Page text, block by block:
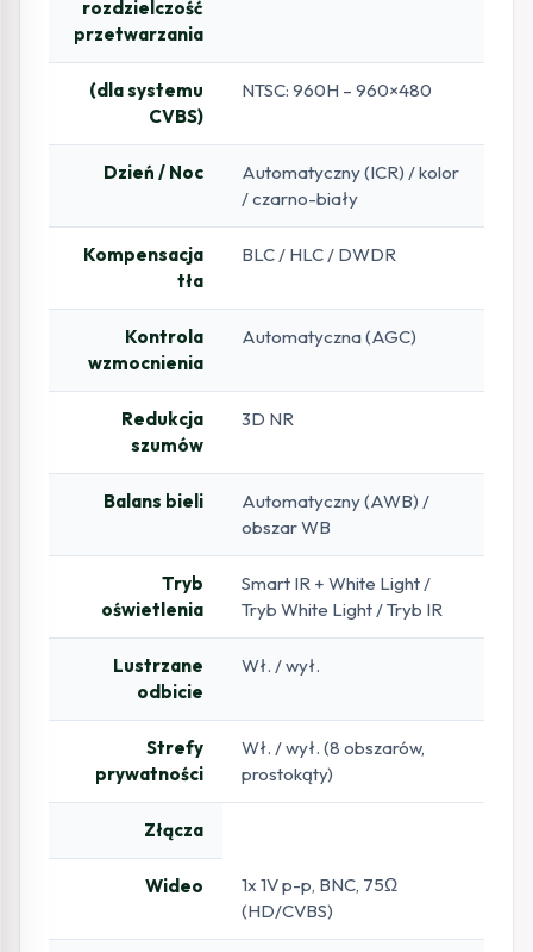
rozdzielczość
przetwarzania
(dla systemu
CVBS)
NTSC: 960H – 960×480
Dzień / Noc
Automatyczny (ICR) / kolor
/ czarno-biały
Kompensacja
tła
BLC / HLC / DWDR
Kontrola
wzmocnienia
Automatyczna (AGC)
Redukcja
szumów
3D NR
Balans bieli
Automatyczny (AWB) /
obszar WB
Tryb
oświetlenia
Smart IR + White Light /
Tryb White Light / Tryb IR
Lustrzane
odbicie
Wł. / wył.
Strefy
prywatności
Wł. / wył. (8 obszarów,
prostokąty)
Złącza
Wideo
1x 1V p-p, BNC, 75Ω
(HD/CVBS)